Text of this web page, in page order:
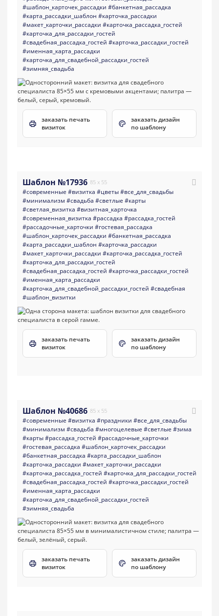
#шаблон_карточек_рассадки #банкетная_рассадка
#карта_рассадки_шаблон #карточка_рассадки
#макет_карточки_рассадки #карточка_рассадка_гостей
#карточка_для_рассадки_гостей
#свадебная_рассадка_гостей #карточка_рассадки_гостей
#именная_карта_рассадки
#карточка_для_свадебной_рассадки_гостей
#зимняя_свадьба
заказать печать
визиток
заказать дизайн
по шаблону
Шаблон №17936 85 x 55
#современные #визитка #цветы#все_для_свадьбы
#минимализм #свадьба #светлые #карты
#светлая_визитка #визитная_карточка
#современная_визитка #рассадка #рассадка_гостей
#рассадочные_карточки #гостевая_рассадка
#шаблон_карточек_рассадки #банкетная_рассадка
#карта_рассадки_шаблон #карточка_рассадки
#макет_карточки_рассадки #карточка_рассадка_гостей
#карточка_для_рассадки_гостей
#свадебная_рассадка_гостей #карточка_рассадки_гостей
#именная_карта_рассадки
#карточка_для_свадебной_рассадки_гостей #свадебная
#шаблон_визитки
заказать печать
визиток
заказать дизайн
по шаблону
Шаблон №40686 85 x 55
#современные #визитка #праздники #все_для_свадьбы
#минимализм #свадьба #многоцелевые #светлые #зима
#карты#рассадка_гостей #рассадочные_карточки
#гостевая_рассадка #шаблон_карточек_рассадки
#банкетная_рассадка #карта_рассадки_шаблон
#карточка_рассадки #макет_карточки_рассадки
#карточка_рассадка_гостей #карточка_для_рассадки_гостей
#свадебная_рассадка_гостей #карточка_рассадки_гостей
#именная_карта_рассадки
#карточка_для_свадебной_рассадки_гостей
#зимняя_свадьба
заказать печать
визиток
заказать дизайн
по шаблону